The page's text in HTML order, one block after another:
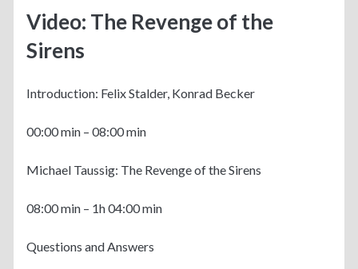
Video: The Revenge of the
Sirens
Introduction: Felix Stalder, Konrad Becker
00:00 min – 08:00 min
Michael Taussig: The Revenge of the Sirens
08:00 min – 1h 04:00 min
Questions and Answers